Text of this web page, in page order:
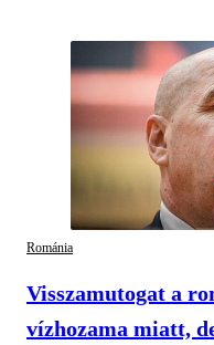
Románia
Visszamutogat a
vízhozama miatt,